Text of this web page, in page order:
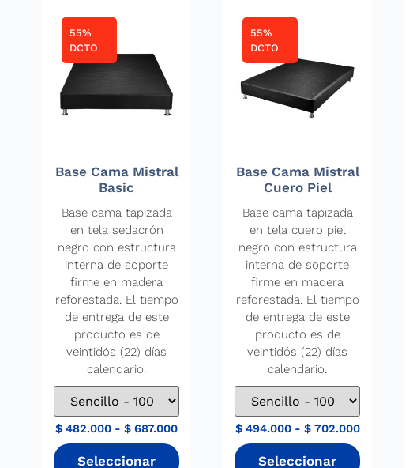
55%
DCTO
Base Cama Mistral
Basic
Base cama tapizada
en tela sedacrón
negro con estructura
interna de soporte
firme en madera
reforestada. El tiempo
de entrega de este
producto es de
veintidós (22) días
calendario.
$ 482.000 - $ 687.000
55%
DCTO
Base Cama Mistral
Cuero Piel
Base cama tapizada
en tela cuero piel
negro con estructura
interna de soporte
firme en madera
reforestada. El tiempo
de entrega de este
producto es de
veintidós (22) días
calendario.
$494.000 - $702.000